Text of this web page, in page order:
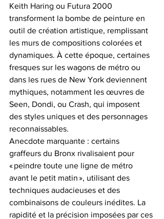
Keith Haring ou Futura 2000
transforment la bombe de peinture en
outil de création artistique, remplissant
les murs de compositions colorées et
dynamiques. À cette époque, certaines
fresques sur les wagons de métro ou
dans les rues de New York deviennent
mythiques, notamment les œuvres de
Seen, Dondi, ou Crash, qui imposent
des styles uniques et des personnages
reconnaissables.
Anecdote marquante : certains
graffeurs du Bronx rivalisaient pour
« peindre toute une ligne de métro
avant le petit matin », utilisant des
techniques audacieuses et des
combinaisons de couleurs inédites. La
rapidité et la précision imposées par ces